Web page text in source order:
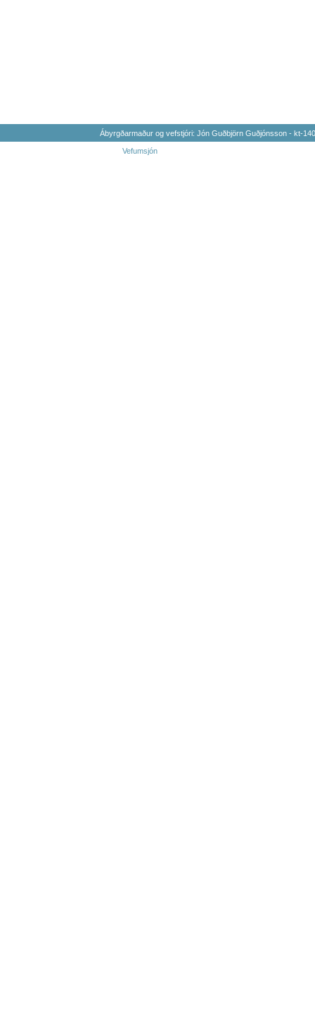
Ábyrgðarmaður og vefstjóri: Jón Guðbjörn Guðjónsson - kt-
Vefumsjón